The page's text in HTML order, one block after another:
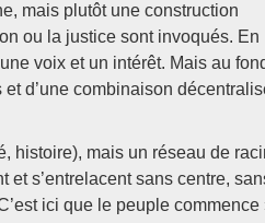
mais plutôt une construction
ou la justice sont invoqués. En
voix et un intérêt. Mais au
d’une combinaison
histoire), mais un réseau de
et s’entrelacent sans centre,
ici que le peuple commence